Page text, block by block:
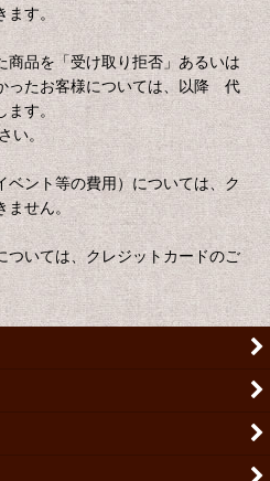
ます。
品を「受け取り拒否」あるいは
ったお客様については、以降 代
ます。
い。
ベント等の費用）については、ク
せん。
ついては、クレジットカードのご